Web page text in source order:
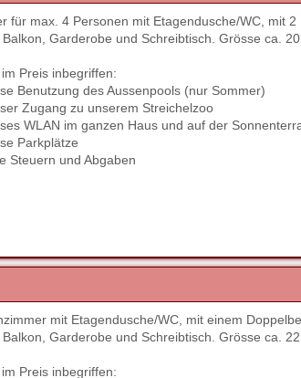
für max. 4 Personen mit Etagendusche/WC, mit 2
Garderobe und Schreibtisch. Grösse ca.
Preis inbegriffen:
Benutzung des Aussenpools (nur Sommer)
Zugang zu unserem Streichelzoo
WLAN im ganzen Haus und auf der
Parkplätze
Steuern und Abgaben
mit Etagendusche/WC, mit einem
Garderobe und Schreibtisch. Grösse ca.
Preis inbegriffen: